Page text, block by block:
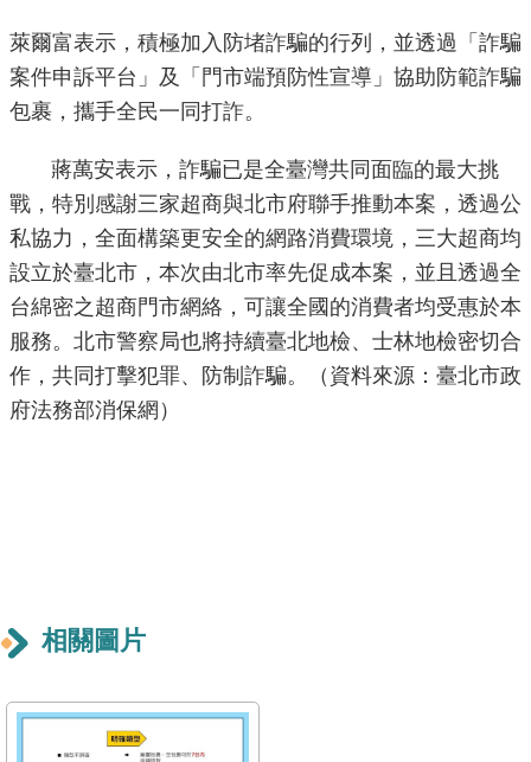
常
見
陳
情
系
統
語
詞
府
萊爾富表示，積極加入防堵詐騙的行列，並透過「詐騙
案件申訴平台」及「門市端預防性宣導」協助防範詐騙
包裹，攜手全民一同打詐。
蔣萬安表示，詐騙已是全臺灣共同面臨的最大挑
戰，特別感謝三家超商與北市府聯手推動本案，透過公
私協力，全面構築更安全的網路消費環境，三大超商均
設立於臺北市，本次由北市率先促成本案，並且透過全
台綿密之超商門市網絡，可讓全國的消費者均受惠於本
服務。北市警察局也將持續臺北地檢、士林地檢密切合
作，共同打擊犯罪、防制詐騙。（資料來源：臺北市政
府法務部消保網）
相關圖片